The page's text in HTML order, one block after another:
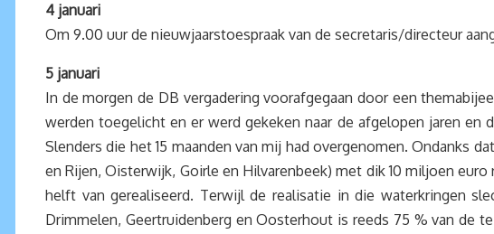
4 januari
Om 9.00 uur de nieuwjaarstoespraak van de secretaris/directeur
5 januari
In de morgen de DB vergadering voorafgegaan door een
werden toegelicht en er werd gekeken naar de afgelopen jaren
Slenders die het 15 maanden van mij had overgenomen. Ondanks
en Rijen, Oisterwijk, Goirle en Hilvarenbeek) met dik 10 miljoen
helft van gerealiseerd. Terwijl de realisatie in die waterkringen
Drimmelen, Geertruidenberg en Oosterhout is reeds 75 % van de